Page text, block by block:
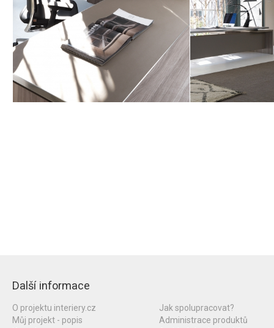
Další informace
O projektu interiery.cz
Můj projekt - popis
Jak spolupracovat?
Administrace produktů